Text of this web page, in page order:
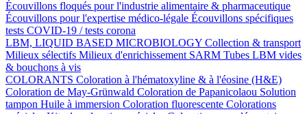
Écouvillons floqués pour l'industrie alimentaire & pharmaceutique
Écouvillons pour l'expertise médico-légale Écouvillons spécifiques
tests COVID-19 / tests corona
LBM, LIQUID BASED MICROBIOLOGY Collection & transport
Milieux sélectifs Milieux d'enrichissement SARM Tubes LBM vides
& bouchons à vis
COLORANTS Coloration à l'hématoxyline & à l'éosine (H&E)
Coloration de May-Grünwald Coloration de Papanicolaou Solution
tampon Huile à immersion Coloration fluorescente Colorations